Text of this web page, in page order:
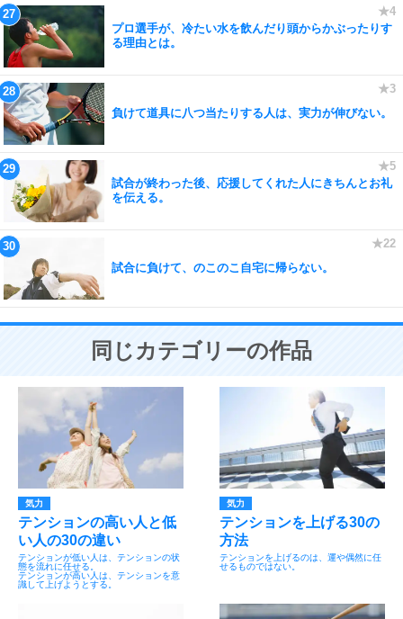
プロ選手が、冷たい水を飲んだり頭からかぶったりす
る理由とは。
負けて道具に八つ当たりする人は、実力が伸びない。
試合が終わった後、応援してくれた人にきちんとお礼
を伝える。
試合に負けて、のこのこ自宅に帰らない。
同じカテゴリーの作品
気力
テンションの高い人と低
い人の30の違い
テンションが低い人は、テンションの状
態を流れに任せる。
テンションが高い人は、テンションを意
識して上げようとする。
気力
テンションを上げる30の
方法
テンションを上げるのは、運や偶然に任
せるものではない。